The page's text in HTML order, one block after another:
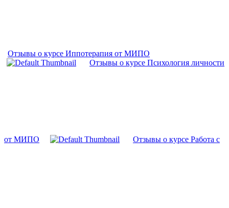
Отзывы о курсе Иппотерапия от МИПО
Отзывы о курсе Психология личности
от МИПО Отзывы о курсе Работа с